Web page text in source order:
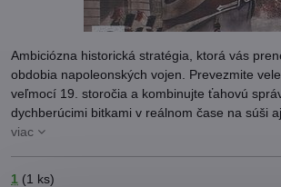
Ambiciózna historická stratégia, ktorá vás
obdobia napoleonských vojen. Prevezmite
veľmocí 19. storočia a kombinujte ťahovú
dychberúcimi bitkami v reálnom čase na súši
viac
1 (1 ks)